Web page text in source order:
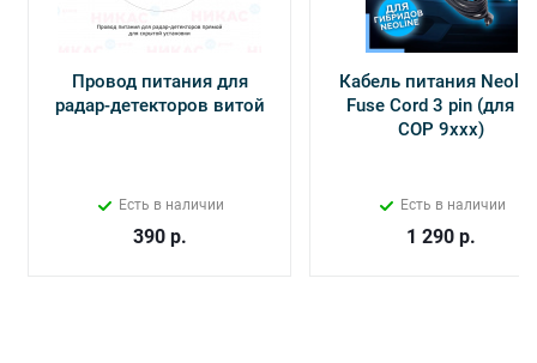
Провод питания для
радар-детекторов витой
Есть в наличии
390р.
Кабель питания
Fuse Cord 3 pin (для Х-
СОР 9ххх)
Есть в наличии
1 290 р.